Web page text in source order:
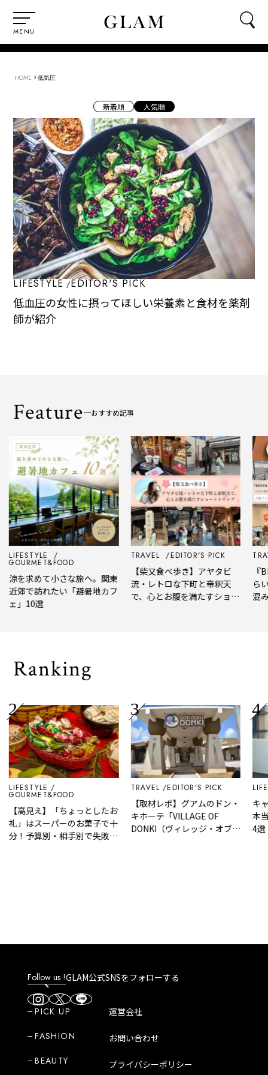
MENU
HOME › 低気圧
新着順 人気順
LIFESTYLE EDITOR'S PICK
低血圧の女性に摂ってほしい栄養素と食材を薬剤
師が紹介
Feature おすすめ記事
LIFESTYLE
GOURMET&FOOD
涼を求めて小さな旅へ。関東
近郊で訪れたい「避暑地カフ
ェ」10選
TRAVEL EDITOR'S PICK
【柴又食べ歩き】アヤタビ
流・レトロな下町と帝釈天
で、心とお腹を満たすショー
『
ら
混
Ranking
LIFESTYLE
GOURMET&FOOD
【高見え】「ちょっとしたお
礼」はスーパーのお菓子で十
分！予算別・相手別で失敗し
TRAVEL EDITOR'S PICK
【取材レポ】グアムのドン・
キホーテ「VILLAGE OF
DONKI（ヴィレッジ・オブ・
キ
本
4選
Follow us !GLAM公式SNSをフォローする
PICK UP
FASHION
BEAUTY
運営会社
お問い合わせ
プライバシーポリシー